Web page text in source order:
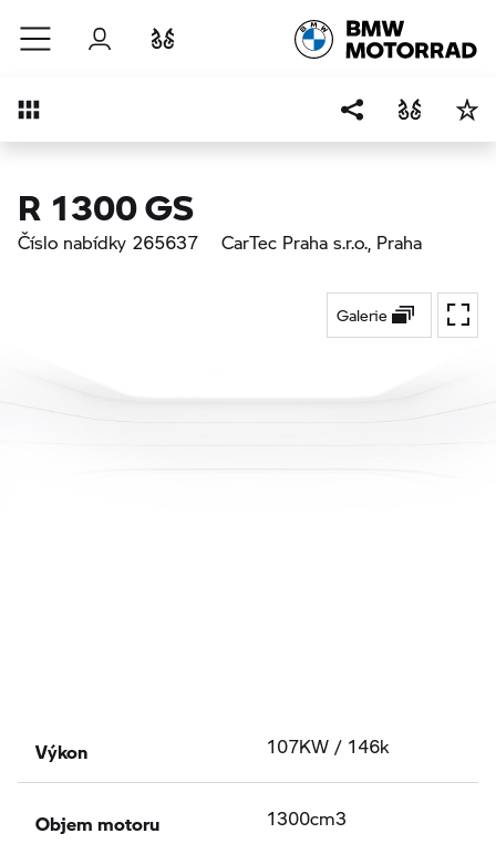
Přejít na hlavní obsah
Přihlášení
Přehled
R 1300 GS
Číslo nabídky 265637 CarTec Praha s.r.o., Praha
Galerie
Výkon 107KW / 146k
Objem motoru 1300cm3